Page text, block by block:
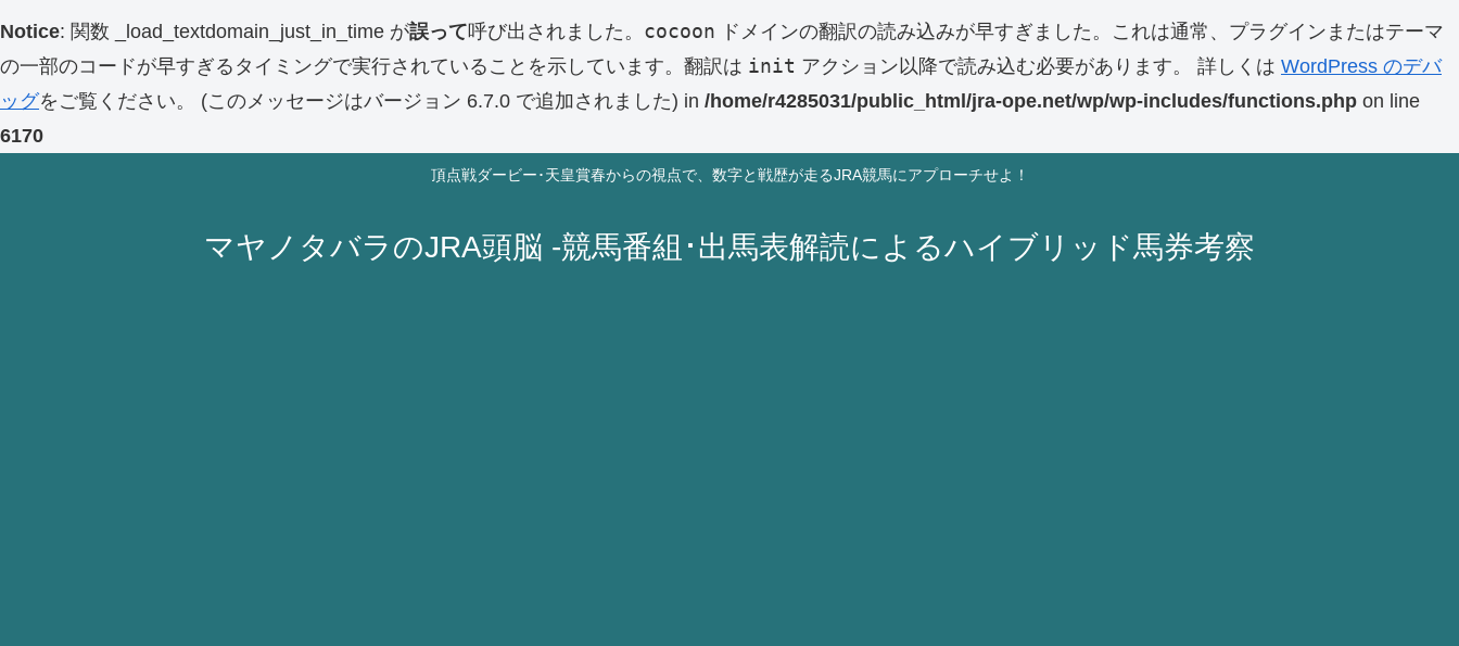
Notice: 関数 _load_textdomain_just_in_time が誤って呼び出されました。 cocoon ドメインの翻訳の読み込みが早すぎました。これは通常、プラグインまたはテーマ
の一部のコードが早すぎるタイミングで実行されていることを示しています。翻訳は init アクション以降で読み込む必要があります。 詳しくは WordPress のデバ
ッグをご覧ください。 (このメッセージはバージョン 6.7.0 で追加されました) in /home/r4285031/public_html/jra-ope.net/wp/wp-includes/functions.php on line
6170
頂点戦ダービー･天皇賞春からの視点で、数字と戦歴が走るJRA競馬にアプローチせよ！
マヤノタバラのJRA頭脳 -競馬番組･出馬表解読によるハイブリッド馬券考察